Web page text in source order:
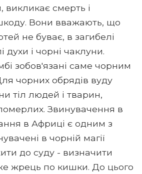
смерть і
Вони вважають, що
не буває, в загибелі
духи і чорні чаклуни.
зобов'язані саме чорним
чорних обрядів вуду
тіл людей і тварин,
Звинувачення в
в Африці є одним з
в чорній магії
до суду - визначити
жрець по кишки. До цього